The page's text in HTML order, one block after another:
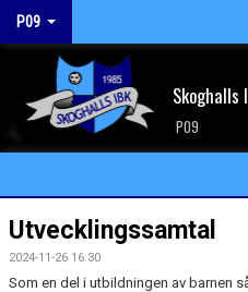
P09
Skoghalls
P09
HEM
NYHETER
Utvecklingssamtal
2024-11-26 16:30
Som en del i utbildningen av barnen